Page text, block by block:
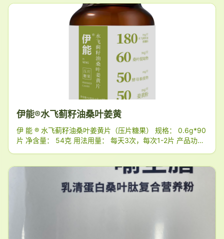
乳期妇女及14周岁以下儿童及对本品过敏者 配料表： 熟化大
米粉、大枣粉、大米蛋白粉、山药粉、即食米糠、桑叶提取物
每2袋含桑叶提取物500mg 本品中桑
伊能®水飞蓟籽油桑叶姜黄
伊 能 ® 水飞蓟籽油桑叶姜黄片（压片糖果） 规格： 0.6g*90
片 净含量： 54克 用法用量： 每天3次，每次1-2片 产品功
岁以下儿童及对本品过敏者 配料表： 山梨糖醇、水飞蓟籽油
微囊粉（水飞蓟籽油、葡萄糖浆、酪蛋白酸钠、抗坏血酸钠、
磷脂、单，双甘油脂肪酸脂